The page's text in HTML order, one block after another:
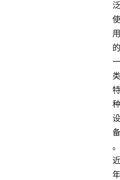
泛
使
用
的
一
类
特
种
设
备
。
近
年